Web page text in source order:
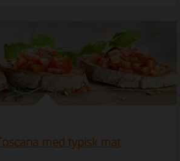
med typisk mat